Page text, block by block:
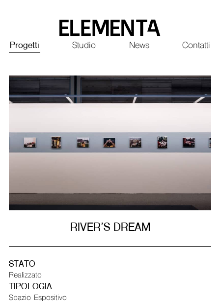
principal
Principale
Progetti Studio News Contatti
RIVER’S DREAM
STATO
Realizzato
TIPOLOGIA
Spazio Espositivo